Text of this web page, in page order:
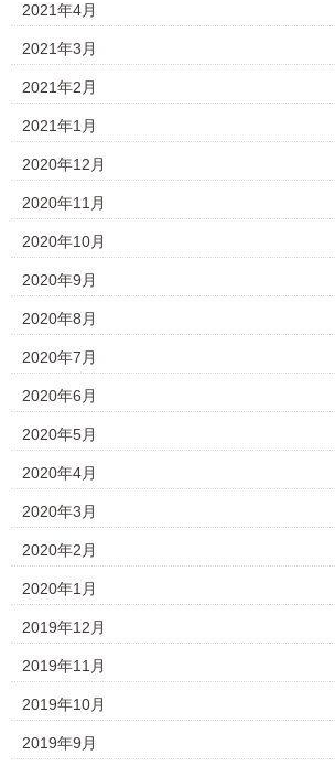
2021年4月
2021年3月
2021年2月
2021年1月
2020年12月
2020年11月
2020年10月
2020年9月
2020年8月
2020年7月
2020年6月
2020年5月
2020年4月
2020年3月
2020年2月
2020年1月
2019年12月
2019年11月
2019年10月
2019年9月